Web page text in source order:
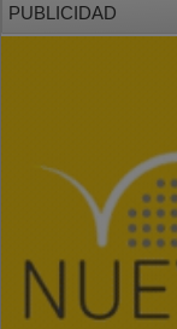
PUBLICIDAD